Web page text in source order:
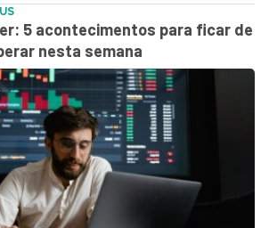
5 acontecimentos para ficar de
nesta semana